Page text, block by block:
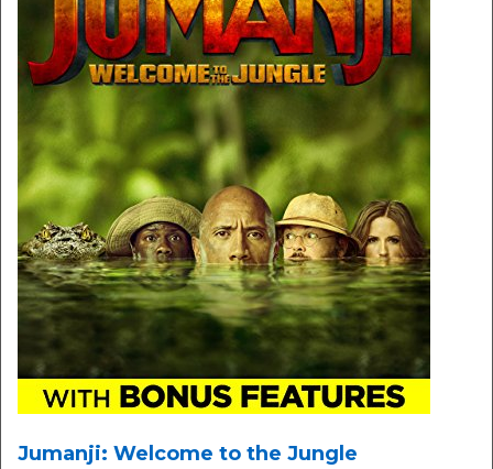
Jumanji: Welcome to the Jungle